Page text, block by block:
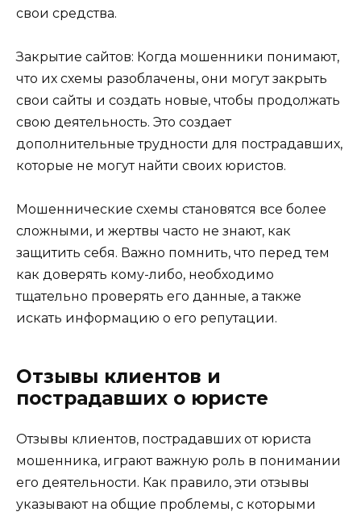
свои средства.
Закрытие сайтов: Когда мошенники понимают,
что их схемы разоблачены, они могут закрыть
свои сайты и создать новые, чтобы продолжать
свою деятельность. Это создает
дополнительные трудности для пострадавших,
которые не могут найти своих юристов.
Мошеннические схемы становятся все более
сложными, и жертвы часто не знают, как
защитить себя. Важно помнить, что перед тем
как доверять кому-либо, необходимо
тщательно проверять его данные, а также
искать информацию о его репутации.
Отзывы клиентов и
пострадавших о юристе
Отзывы клиентов, пострадавших от юриста
мошенника, играют важную роль в понимании
его деятельности. Как правило, эти отзывы
указывают на общие проблемы, с которыми